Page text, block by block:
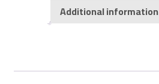
Additional information